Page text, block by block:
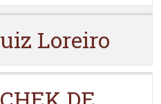
Loreiro